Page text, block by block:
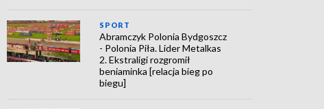
SPORT
Abramczyk Polonia Bydgoszcz
- Polonia Piła. Lider Metalkas
2. Ekstraligi rozgromił
beniaminka [relacja bieg po
biegu]